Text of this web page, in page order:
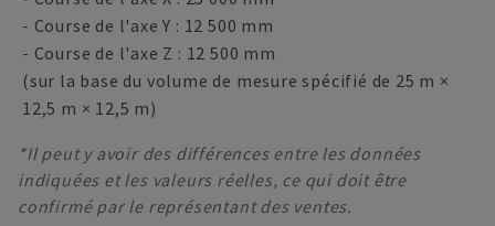
- Course de l'axe Y : 12 500 mm
- Course de l'axe Z : 12 500 mm
(sur la base du volume de mesure spécifié de 25 m ×
12,5 m × 12,5 m)
*Il peut y avoir des différences entre les données
indiquées et les valeurs réelles, ce qui doit être
confirmé par le représentant des ventes.